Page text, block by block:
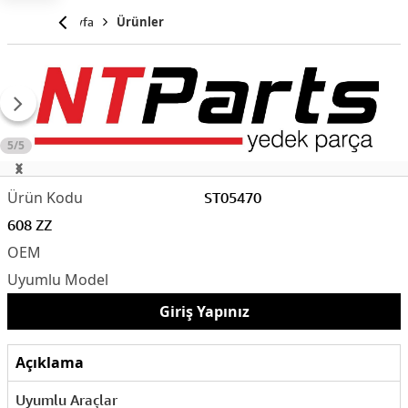
Anasayfa Ürünler
5/5
ST05470
608 ZZ
Giriş Yapınız
Açıklama
Uyumlu Araçlar